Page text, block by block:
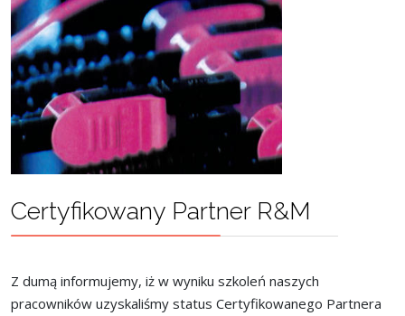
Certyfikowany Partner R&M
Z dumą informujemy, iż w wyniku szkoleń naszych
pracowników uzyskaliśmy status Certyfikowanego Partnera